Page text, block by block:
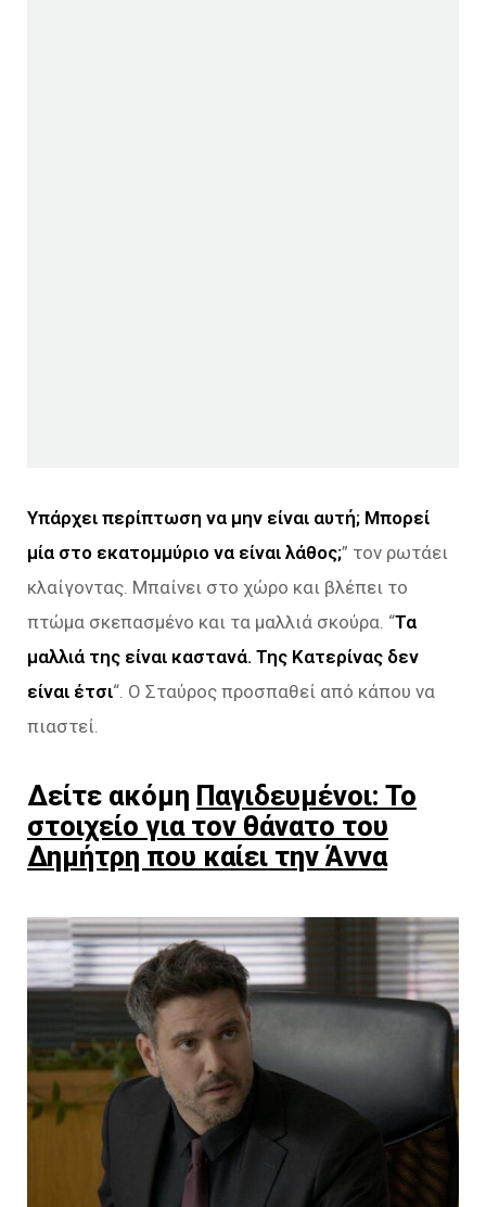
Υπάρχει περίπτωση να μην είναι αυτή; Μπορεί
μία στο εκατομμύριο να είναι λάθος;” τον ρωτάει
κλαίγοντας. Μπαίνει στο χώρο και βλέπει το
πτώμα σκεπασμένο και τα μαλλιά σκούρα. “Τα
μαλλιά της είναι καστανά. Της Κατερίνας δεν
είναι έτσι“. Ο Σταύρος προσπαθεί από κάπου να
πιαστεί.
Δείτε ακόμη Παγιδευμένοι: Το
στοιχείο για τον θάνατο του
Δημήτρη που καίει την Άννα